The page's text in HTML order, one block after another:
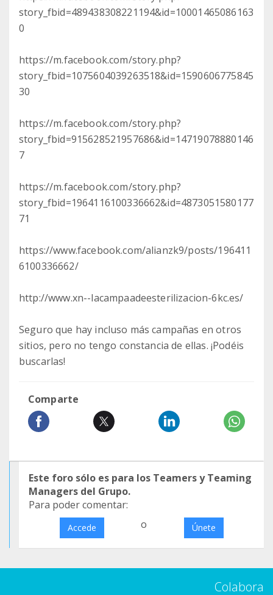
story_fbid=489438308221194&id=10001465086163
0
https://m.facebook.com/story.php?
story_fbid=1075604039263518&id=1590606775845
30
https://m.facebook.com/story.php?
story_fbid=915628521957686&id=14719078880146
7
https://m.facebook.com/story.php?
story_fbid=1964116100336662&id=4873051580177
71
https://www.facebook.com/alianzk9/posts/196411
6100336662/
http://www.xn--lacampaadeesterilizacion-6kc.es/
Seguro que hay incluso más campañas en otros
sitios, pero no tengo constancia de ellas. ¡Podéis
buscarlas!
Comparte
Este foro sólo es para los Teamers y Teaming
Managers del Grupo.
Para poder comentar:
Accede o Únete
Colabora